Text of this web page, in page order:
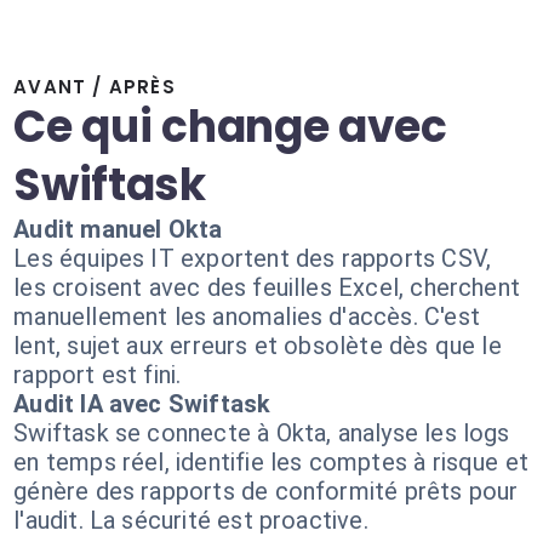
AVANT / APRÈS
Ce qui change avec
Swiftask
Audit manuel Okta
Les équipes IT exportent des rapports CSV,
les croisent avec des feuilles Excel, cherchent
manuellement les anomalies d'accès. C'est
lent, sujet aux erreurs et obsolète dès que le
rapport est fini.
Audit IA avec Swiftask
Swiftask se connecte à Okta, analyse les logs
en temps réel, identifie les comptes à risque et
génère des rapports de conformité prêts pour
l'audit. La sécurité est proactive.